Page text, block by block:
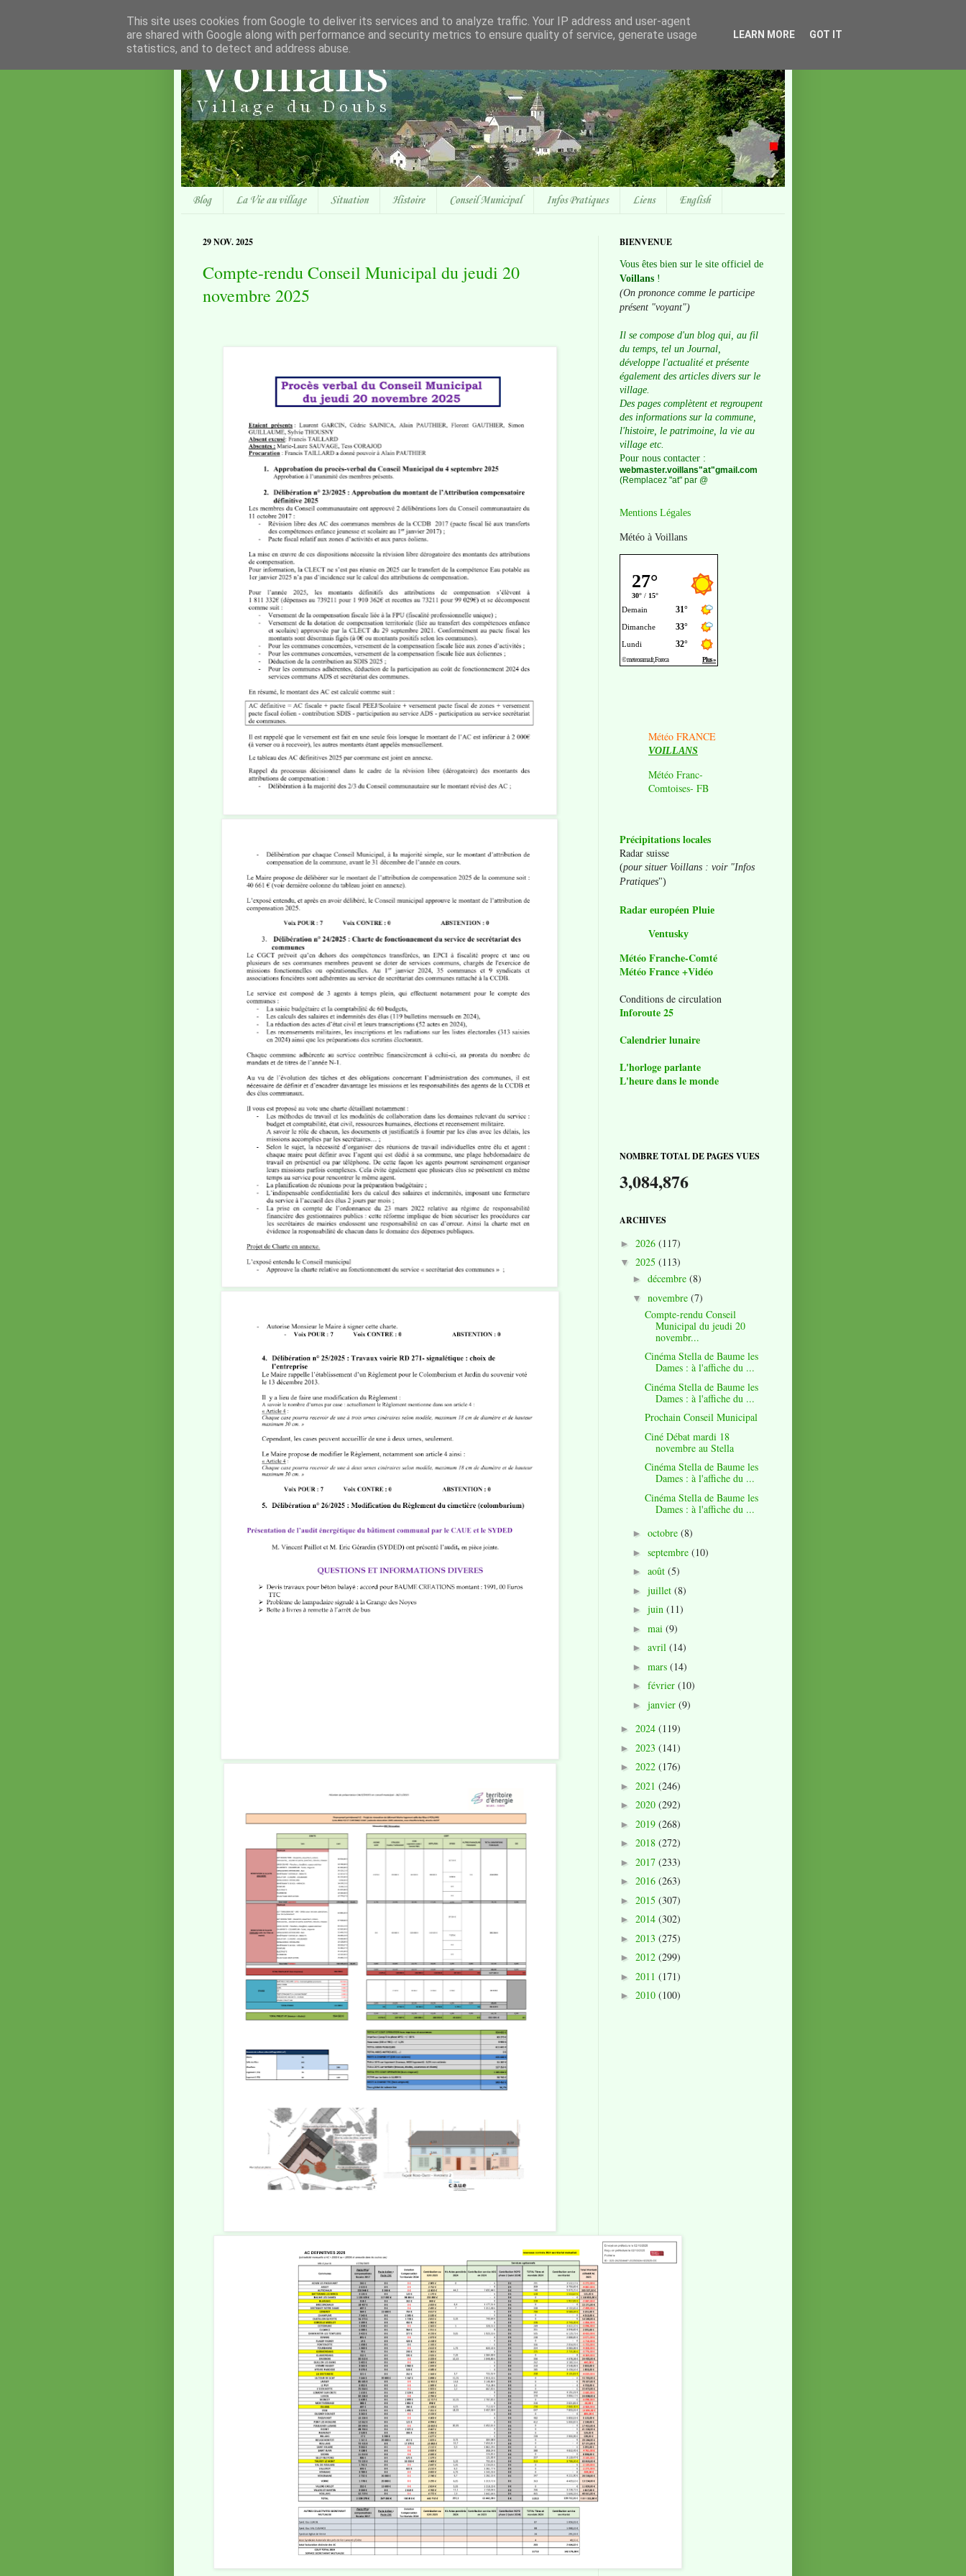
Blog La Vie au village Situation Histoire Conseil Municipal Infos Pratiques Liens English
29 NOV. 2025
Compte-rendu Conseil Municipal du jeudi 20
novembre 2025
BIENVENUE
Vous êtes bien sur le site officiel de
Voillans !
(On prononce comme le participe
présent "voyant")
Il se compose d'un blog qui, au fil
du temps, tel un Journal,
développe l'actualité et présente
également des articles divers sur le
village.
Des pages complètent et regroupent
des informations sur la commune,
l'histoire, le patrimoine, la vie au
village etc.
Pour nous contacter :
webmaster.voillans"at"gmail.com
(Remplacez "at" par @
Mentions Légales
Météo à Voillans
Météo FRANCE
VOILLANS
Météo Franc-
Comtoises- FB
Précipitations locales
Radar suisse
(pour situer Voillans : voir "Infos
Pratiques")
Radar européen Pluie
Ventusky
Météo Franche-Comté
Météo France +Vidéo
Conditions de circulation
Inforoute 25
Calendrier lunaire
L'horloge parlante
L'heure dans le monde
NOMBRE TOTAL DE PAGES VUES
3,084,876
ARCHIVES
► 2026 (117)
▼ 2025 (113)
► décembre (8)
▼ novembre (7)
Compte-rendu Conseil
Municipal du jeudi 20
novembr...
Cinéma Stella de Baume les
Dames : à l'affiche du ...
Cinéma Stella de Baume les
Dames : à l'affiche du ...
Prochain Conseil Municipal
Ciné Débat mardi 18
novembre au Stella
Cinéma Stella de Baume les
Dames : à l'affiche du ...
Cinéma Stella de Baume les
Dames : à l'affiche du ...
► octobre (8)
► septembre (10)
► août (5)
► juillet (8)
► juin (11)
► mai (9)
► avril (14)
► mars (14)
► février (10)
► janvier (9)
► 2024 (119)
► 2023 (141)
► 2022 (176)
► 2021 (246)
► 2020 (292)
► 2019 (268)
► 2018 (272)
► 2017 (233)
► 2016 (263)
► 2015 (307)
► 2014 (302)
► 2013 (275)
► 2012 (299)
► 2011 (171)
► 2010 (100)
This site uses cookies from Google to deliver its services and to analyze traffic. Your IP address and user-agent
are shared with Google along with performance and security metrics to ensure quality of service, generate usage
statistics, and to detect and address abuse.
LEARN MORE GOT IT